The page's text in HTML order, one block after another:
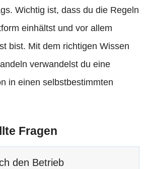
Wichtig ist, dass du die Regeln
einhältst und vor allem
bist. Mit dem richtigen Wissen
verwandelst du eine
in einen selbstbestimmten
Fragen
den Betrieb